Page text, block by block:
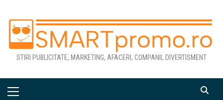
content
STIRI PUBLICITATE, MARKETING, AFACERI, COMPANII, DIVERTISMENT
Primary